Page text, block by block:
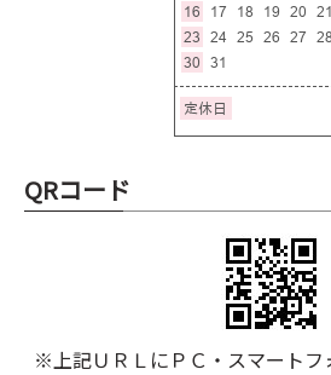
QRコード
※上記ＵＲＬにＰＣ・スマートフ